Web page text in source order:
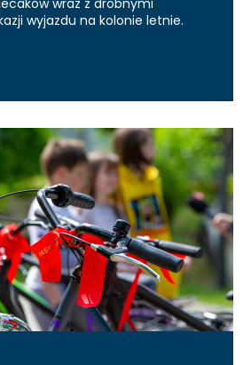
wyjazdu na kolonie letnie.